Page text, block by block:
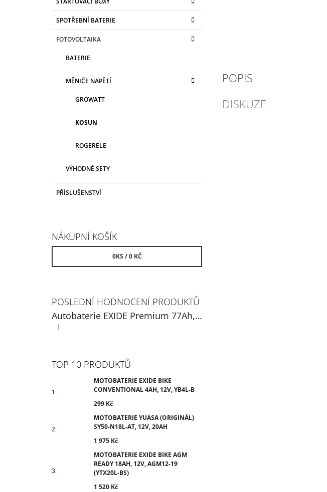
SPOTŘEBNÍ BATERIE
FOTOVOLTAIKA
BATERIE
MĚNIČE NAPĚTÍ
GROWATT
KOSUN
ROGERELE
VÝHODNÉ SETY
PŘÍSLUŠENSTVÍ
NÁKUPNÍ KOŠÍK
0KS /0 KČ
POSLEDNÍ HODNOCENÍ PRODUKTŮ
Autobaterie EXIDE Premium 77Ah, 12V, EA770
Hodnocení produktu je 5 z 5 hvězdiček.
|
TOP 10 PRODUKTŮ
MOTOBATERIE EXIDE BIKE
CONVENTIONAL 4AH, 12V, YB4L-B
299 Kč
MOTOBATERIE YUASA (ORIGINÁL)
SY50-N18L-AT, 12V, 20AH
1 975 Kč
MOTOBATERIE EXIDE BIKE AGM
READY 18AH, 12V, AGM12-19
(YTX20L-BS)
1 520 Kč
POPIS
DISKUZE